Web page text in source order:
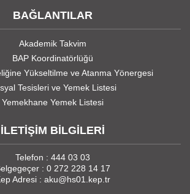
BAĞLANTILAR
Akademik Takvim
BAP Koordinatörlüğü
Yükseltilme ve Atanma Yönergesi
Tesisleri ve Yemek Listesi
Yemekhane Yemek Listesi
İLETİŞİM BİLGİLERİ
Telefon : 444 03 03
: 0 272 228 14 17
Adresi : aku@hs01.kep.tr